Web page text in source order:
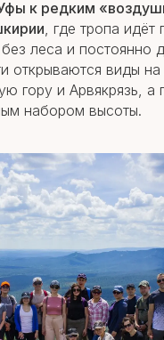
к редким
, где тропа идёт
леса и постоянно
открываются виды на
гору и Арвякрязь, а
набором высоты.